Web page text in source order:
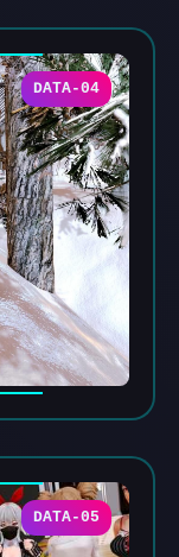
DATA-04
DATA-05